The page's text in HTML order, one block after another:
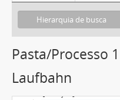
Pasta/Processo
Laufbahn